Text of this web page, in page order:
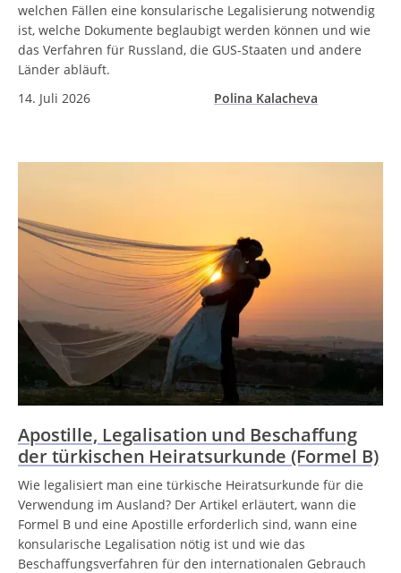
welchen Fällen eine konsularische Legalisierung notwendig
ist, welche Dokumente beglaubigt werden können und wie
das Verfahren für Russland, die GUS-Staaten und andere
Länder abläuft.
14. Juli 2026
Polina Kalacheva
Apostille, Legalisation und Beschaffung
der türkischen Heiratsurkunde (Formel B)
Wie legalisiert man eine türkische Heiratsurkunde für die
Verwendung im Ausland? Der Artikel erläutert, wann die
Formel B und eine Apostille erforderlich sind, wann eine
konsularische Legalisation nötig ist und wie das
Beschaffungsverfahren für den internationalen Gebrauch